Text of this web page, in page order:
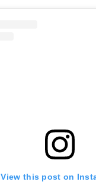
View this post on